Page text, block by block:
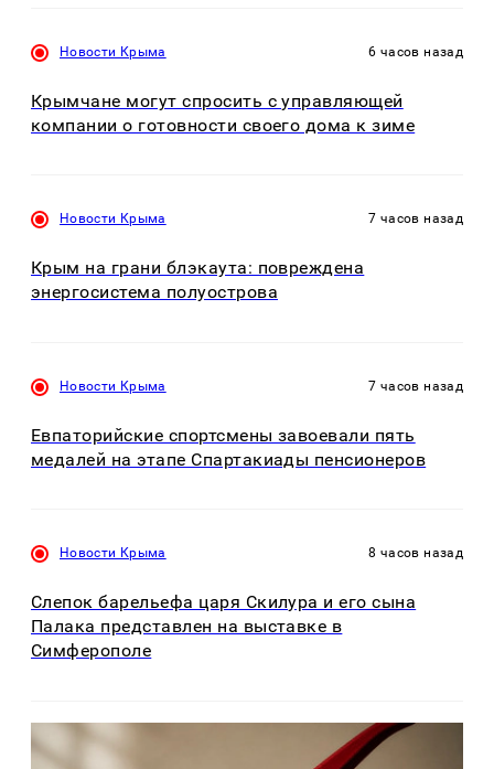
Новости Крыма 6 часов назад
Крымчане могут спросить с управляющей
компании о готовности своего дома к зиме
Новости Крыма 7 часов назад
Крым на грани блэкаута: повреждена
энергосистема полуострова
Новости Крыма 7 часов назад
Евпаторийские спортсмены завоевали пять
медалей на этапе Спартакиады пенсионеров
Новости Крыма 8 часов назад
Слепок барельефа царя Скилура и его сына
Палака представлен на выставке в
Симферополе